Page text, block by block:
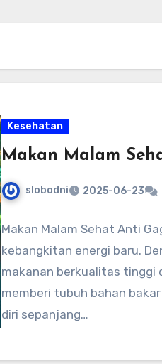
Kesehatan
Makan Malam
slobodni 2025-06-23
Makan Malam Sehat Anti
kebangkitan energi baru.
makanan berkualitas tinggi
memberi tubuh bahan
diri sepanjang…